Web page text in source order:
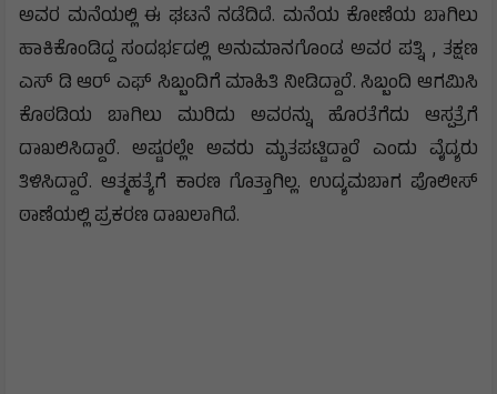
ಅವರ ಮನೆಯಲ್ಲಿ ಈ ಘಟನೆ ನಡೆದಿದೆ. ಮನೆಯ ಕೋಣೆಯ ಬಾಗಿಲು
ಹಾಕಿಕೊಂಡಿದ್ದ ಸಂದರ್ಭದಲ್ಲಿ ಅನುಮಾನಗೊಂಡ ಅವರ ಪತ್ನಿ , ತಕ್ಷಣ
ಎಸ್ ಡಿ ಆರ್ ಎಫ್ ಸಿಬ್ಬಂದಿಗೆ ಮಾಹಿತಿ ನೀಡಿದ್ದಾರೆ. ಸಿಬ್ಬಂದಿ ಆಗಮಿಸಿ
ಕೊಠಡಿಯ ಬಾಗಿಲು ಮುರಿದು ಅವರನ್ನು ಹೊರತೆಗೆದು ಆಸ್ಪತ್ರೆಗೆ
ದಾಖಲಿಸಿದ್ದಾರೆ. ಅಷ್ಟರಲ್ಲೇ ಅವರು ಮೃತಪಟ್ಟಿದ್ದಾರೆ ಎಂದು ವೈದ್ಯರು
ತಿಳಿಸಿದ್ದಾರೆ. ಆತ್ಮಹತ್ಯೆಗೆ ಕಾರಣ ಗೊತ್ತಾಗಿಲ್ಲ. ಉದ್ಯಮಬಾಗ ಪೊಲೀಸ್
ಠಾಣೆಯಲ್ಲಿ ಪ್ರಕರಣ ದಾಖಲಾಗಿದೆ.